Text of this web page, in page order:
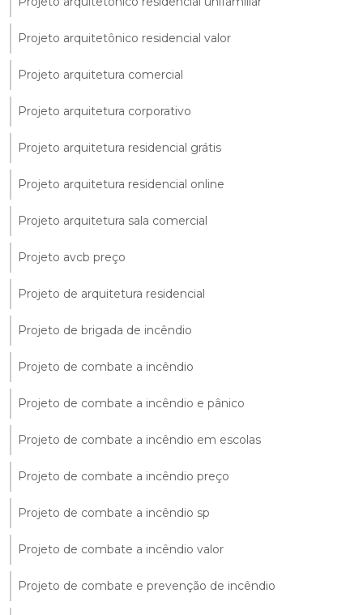
Projeto arquitetônico residencial valor
Projeto arquitetura comercial
Projeto arquitetura corporativo
Projeto arquitetura residencial grátis
Projeto arquitetura residencial online
Projeto arquitetura sala comercial
Projeto avcb preço
Projeto de arquitetura residencial
Projeto de brigada de incêndio
Projeto de combate a incêndio
Projeto de combate a incêndio e pânico
Projeto de combate a incêndio em escolas
Projeto de combate a incêndio preço
Projeto de combate a incêndio sp
Projeto de combate a incêndio valor
Projeto de combate e prevenção de incêndio